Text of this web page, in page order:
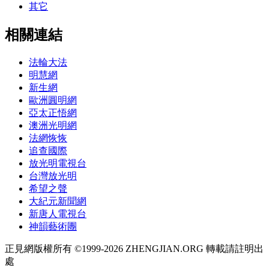
其它
相關連結
法輪大法
明慧網
新生網
歐洲圓明網
亞太正悟網
澳洲光明網
法網恢恢
追查國際
放光明電視台
台灣放光明
希望之聲
大紀元新聞網
新唐人電視台
神韻藝術團
正見網版權所有 ©1999-2026 ZHENGJIAN.ORG 轉載請註明出
處